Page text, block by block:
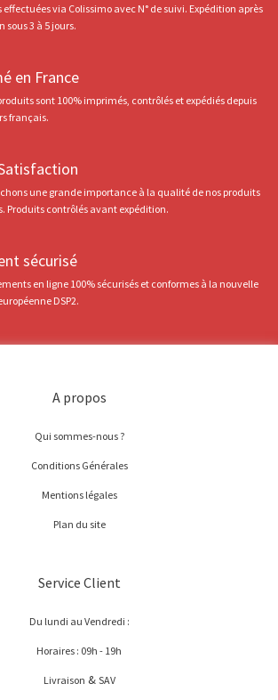
effectuées via Colissimo avec N° de suivi. Expédition après
sous 3 à 5 jours.
en France
sont 100% imprimés, contrôlés et expédiés depuis
français.
une grande importance à la qualité de nos produits
Produits contrôlés avant expédition.
sécurisé
en ligne 100% sécurisés et conformes à la nouvelle
DSP2.
A propos
Qui sommes-nous ?
Conditions Générales
Mentions légales
Plan du site
Service Client
Du lundi au Vendredi :
Horaires : 09h - 19h
Livraison & SAV